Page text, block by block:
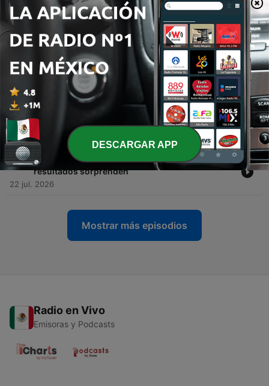
158 - ¿Vale la pena ir a la universidad?: la pregunta que
divide a la Generación Z
05 ago. 2026
157 -
El pueblo que no quiere convertirse en el "patio
trasero" de Puebla
03 ago. 2026
Sexo sin protección: el repunte de las ITS prende
las alertas
30 jul. 2026
155 - ¿Adiós al celular en las aulas?: los primeros
resultados sorprenden
22 jul. 2026
Mostrar más episodios
Radio en Vivo
Emisoras y Podcasts
DESCARGAR APP